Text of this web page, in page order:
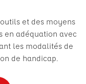
et des moyens
en adéquation avec
les modalités de
de handicap.